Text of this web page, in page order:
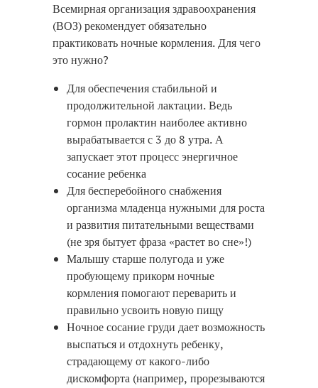
Всемирная организация здравоохранения
(ВОЗ) рекомендует обязательно
практиковать ночные кормления. Для чего
это нужно?
Для обеспечения стабильной и
продолжительной лактации. Ведь
гормон пролактин наиболее активно
вырабатывается с 3 до 8 утра. А
запускает этот процесс энергичное
сосание ребенка
Для бесперебойного снабжения
организма младенца нужными для роста
и развития питательными веществами
(не зря бытует фраза «растет во сне»!)
Малышу старше полугода и уже
пробующему прикорм ночные
кормления помогают переварить и
правильно усвоить новую пищу
Ночное сосание груди дает возможность
выспаться и отдохнуть ребенку,
страдающему от какого-либо
дискомфорта (например, прорезываются